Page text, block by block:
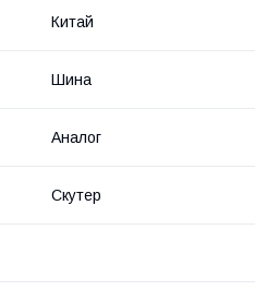
Китай
Шина
Аналог
Скутер